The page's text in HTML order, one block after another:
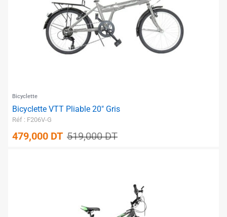
Bicyclette
Bicyclette VTT Pliable 20″ Gris
Réf : F206V-G
479,000 DT 519,000DT
✱